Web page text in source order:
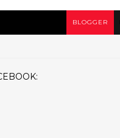
BLOGGER